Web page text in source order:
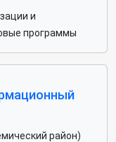
и
программы
район)